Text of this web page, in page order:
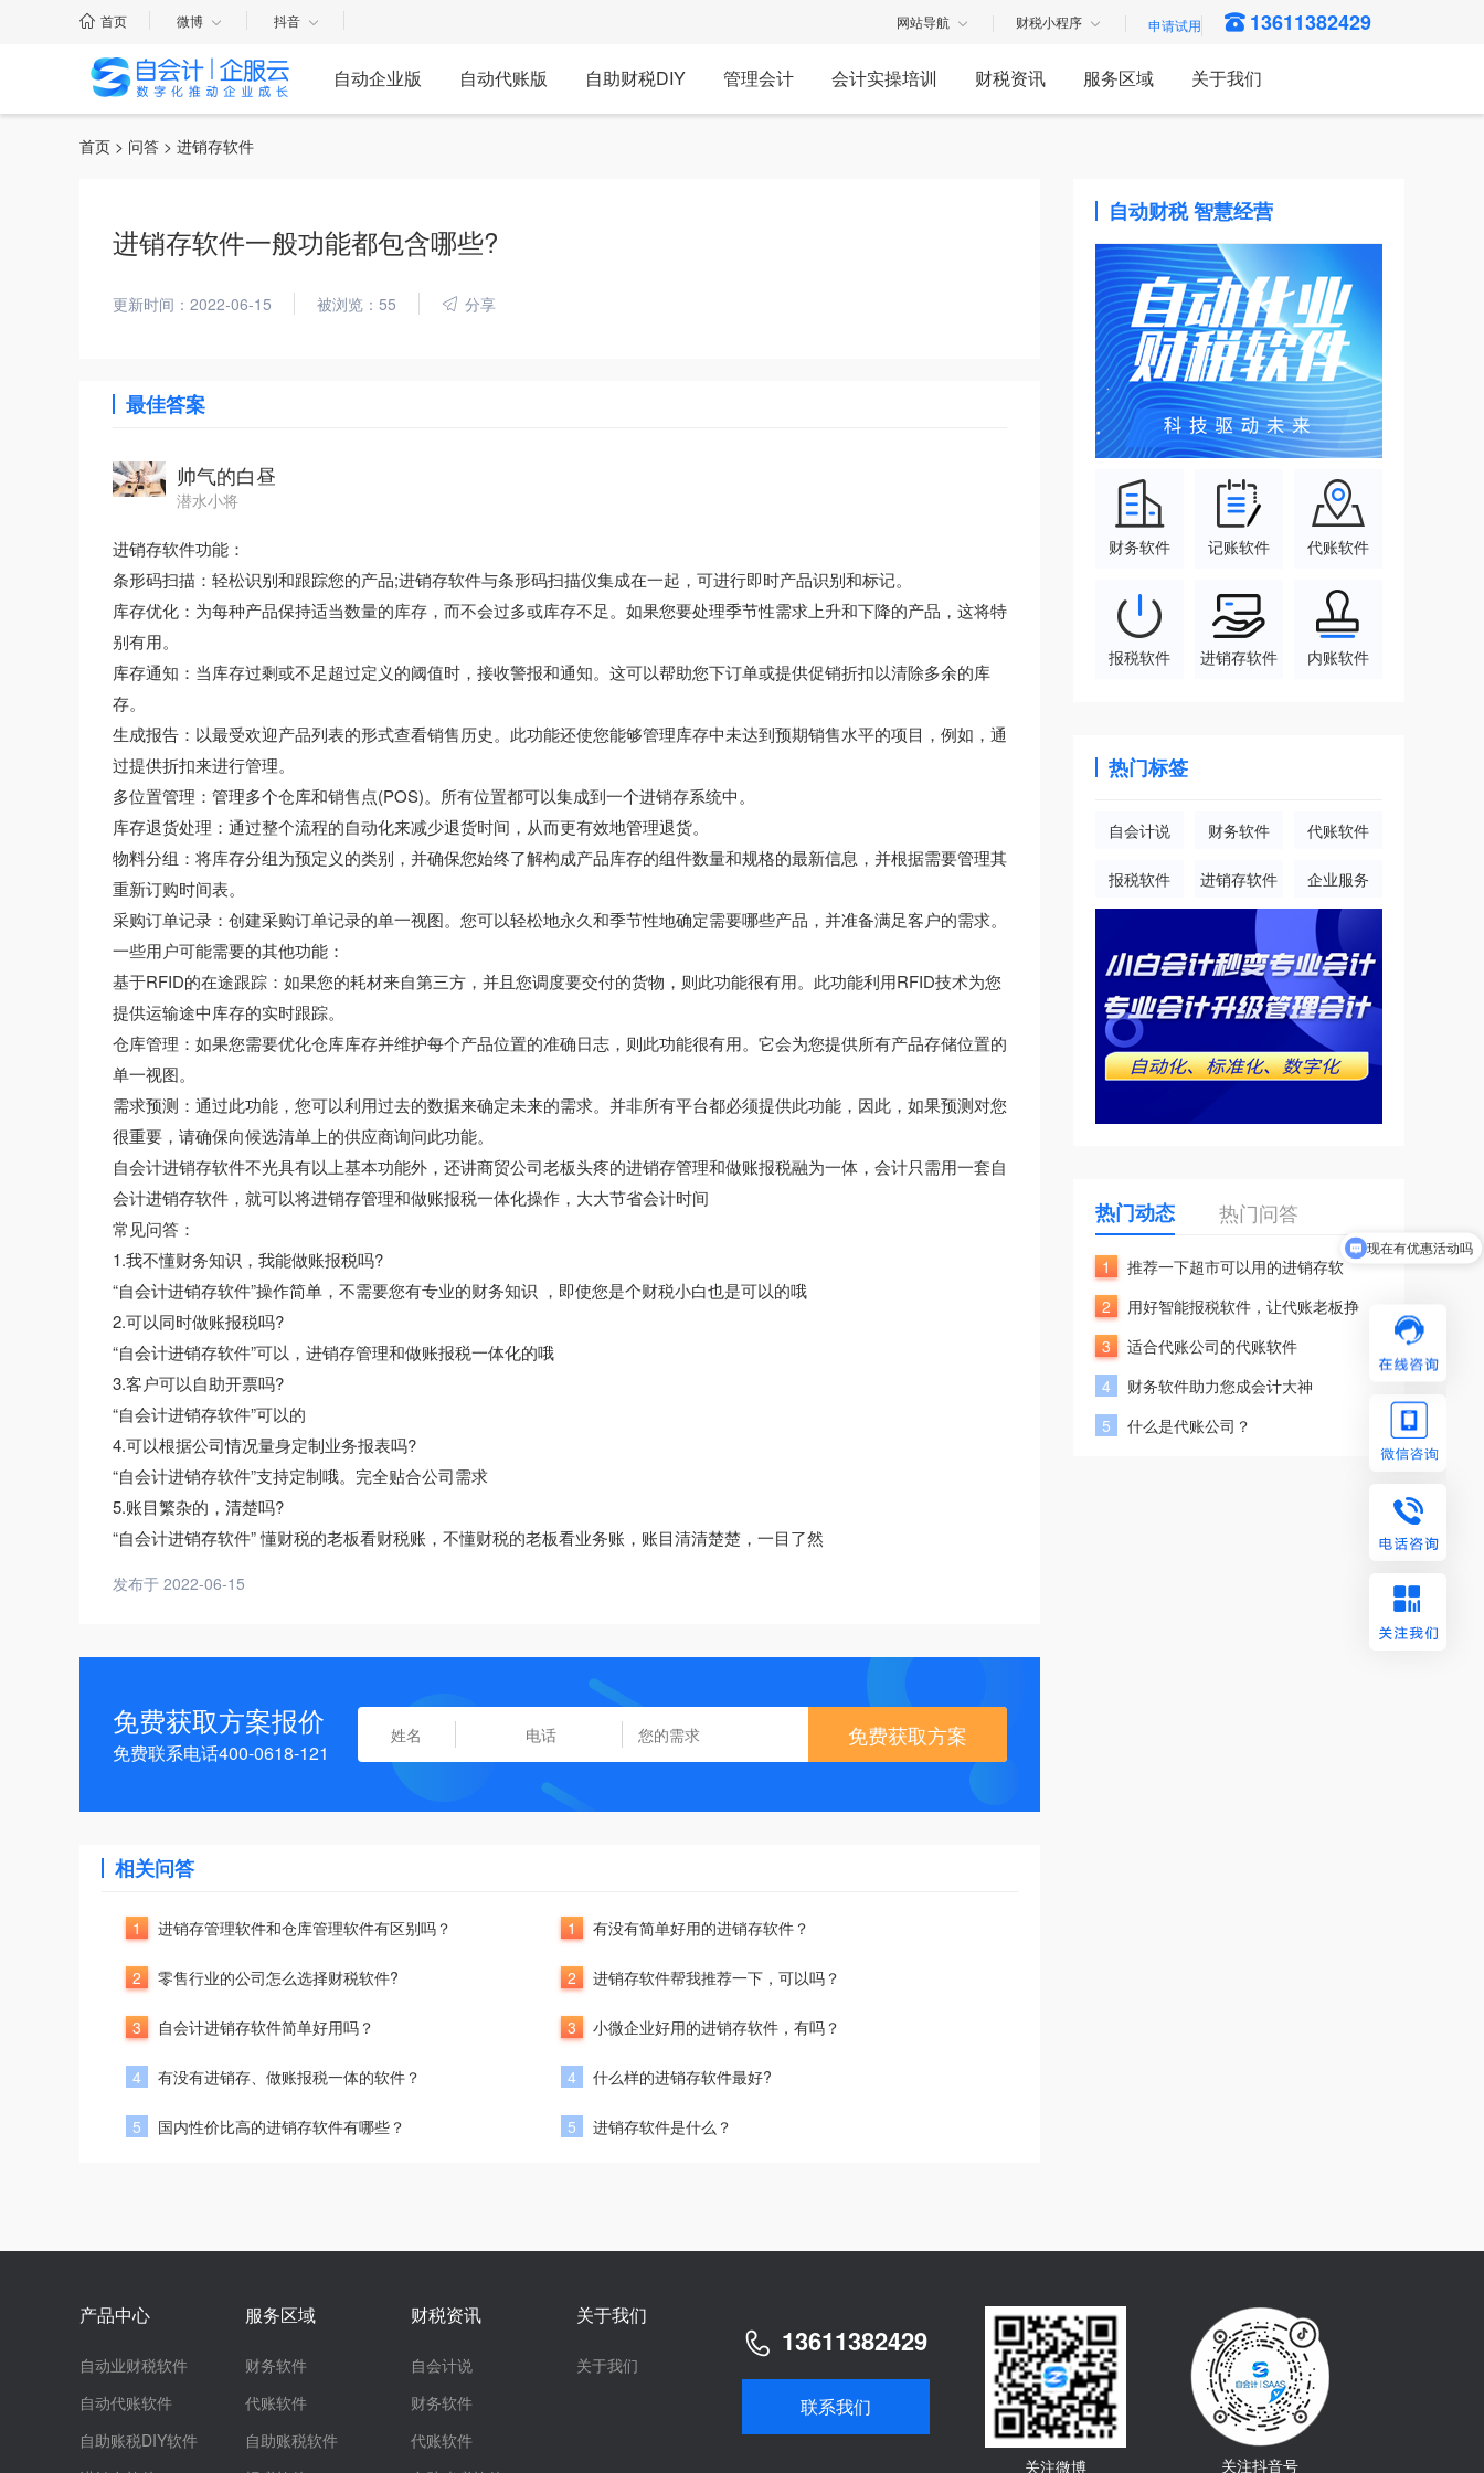
首页 微博 抖音 网站导航 财税小程序 13611382429
自动企业版 自动代账版 自助财税DIY 管理会计 会计实操培训 财税资讯 服务区域 关于我们
首页 > 问答 > 进销存软件
进销存软件一般功能都包含哪些?
更新时间：2022-06-15 被浏览：55 分享
最佳答案
帅气的白昼
潜水小将
进销存软件功能：
条形码扫描：轻松识别和跟踪您的产品;进销存软件与条形码扫描仪集成在一起，可进行即时产品识别和标记。
库存优化：为每种产品保持适当数量的库存，而不会过多或库存不足。如果您要处理季节性需求上升和下降的产品，这将特
别有用。
库存通知：当库存过剩或不足超过定义的阈值时，接收警报和通知。这可以帮助您下订单或提供促销折扣以清除多余的库
存。
生成报告：以最受欢迎产品列表的形式查看销售历史。此功能还使您能够管理库存中未达到预期销售水平的项目，例如，通
过提供折扣来进行管理。
多位置管理：管理多个仓库和销售点(POS)。所有位置都可以集成到一个进销存系统中。
库存退货处理：通过整个流程的自动化来减少退货时间，从而更有效地管理退货。
物料分组：将库存分组为预定义的类别，并确保您始终了解构成产品库存的组件数量和规格的最新信息，并根据需要管理其
重新订购时间表。
采购订单记录：创建采购订单记录的单一视图。您可以轻松地永久和季节性地确定需要哪些产品，并准备满足客户的需求。
一些用户可能需要的其他功能：
基于RFID的在途跟踪：如果您的耗材来自第三方，并且您调度要交付的货物，则此功能很有用。此功能利用RFID技术为您
提供运输途中库存的实时跟踪。
仓库管理：如果您需要优化仓库库存并维护每个产品位置的准确日志，则此功能很有用。它会为您提供所有产品存储位置的
单一视图。
需求预测：通过此功能，您可以利用过去的数据来确定未来的需求。并非所有平台都必须提供此功能，因此，如果预测对您
很重要，请确保向候选清单上的供应商询问此功能。
自会计进销存软件不光具有以上基本功能外，还讲商贸公司老板头疼的进销存管理和做账报税融为一体，会计只需用一套自
会计进销存软件，就可以将进销存管理和做账报税一体化操作，大大节省会计时间
常见问答：
1.我不懂财务知识，我能做账报税吗?
“自会计进销存软件”操作简单，不需要您有专业的财务知识 ，即使您是个财税小白也是可以的哦
2.可以同时做账报税吗?
“自会计进销存软件”可以，进销存管理和做账报税一体化的哦
3.客户可以自助开票吗?
“自会计进销存软件”可以的
4.可以根据公司情况量身定制业务报表吗?
“自会计进销存软件”支持定制哦。完全贴合公司需求
5.账目繁杂的，清楚吗?
“自会计进销存软件” 懂财税的老板看财税账，不懂财税的老板看业务账，账目清清楚楚，一目了然
发布于 2022-06-15
免费获取方案报价
免费联系电话400-0618-121
免费获取方案
相关问答
1 进销存管理软件和仓库管理软件有区别吗？
2 零售行业的公司怎么选择财税软件?
3 自会计进销存软件简单好用吗？
4 有没有进销存、做账报税一体的软件？
5 国内性价比高的进销存软件有哪些？
1 有没有简单好用的进销存软件？
2 进销存软件帮我推荐一下，可以吗？
3 小微企业好用的进销存软件，有吗？
4 什么样的进销存软件最好?
5 进销存软件是什么？
自动财税 智慧经营
财务软件 记账软件 代账软件
报税软件 进销存软件 内账软件
热门标签
自会计说 财务软件 代账软件
报税软件 进销存软件 企业服务
热门动态 热门问答
1
推荐一下超市可以用的进销存软
2
用好智能报税软件，让代账老板挣
3
适合代账公司的代账软件
4
财务软件助力您成会计大神
5
什么是代账公司？
产品中心
自动业财税软件
自动代账软件
自助账税DIY软件
服务区域
财务软件
代账软件
自助账税软件
财税资讯
自会计说
财务软件
代账软件
关于我们
关于我们
13611382429
联系我们
关注微博 关注抖音号
现在有优惠活动吗